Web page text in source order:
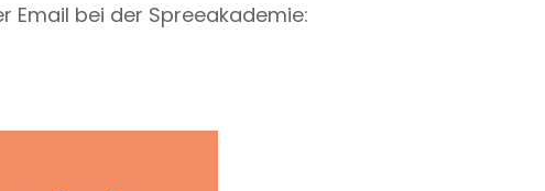
Email bei der Spreeakademie: